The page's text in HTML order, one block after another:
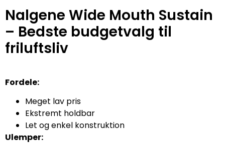
Nalgene Wide Mouth Sustain
– Bedste budgetvalg til
friluftsliv
Fordele:
Meget lav pris
Ekstremt holdbar
Let og enkel konstruktion
Ulemper: